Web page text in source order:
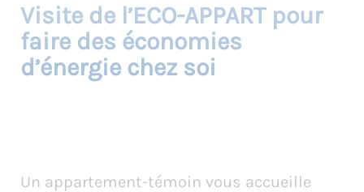
Visite de l’ECO-APPART pour
faire des économies
d’énergie chez soi
Un appartement-témoin vous accueille